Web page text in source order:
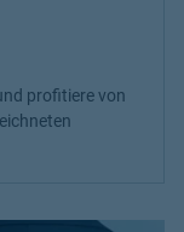
profitiere von